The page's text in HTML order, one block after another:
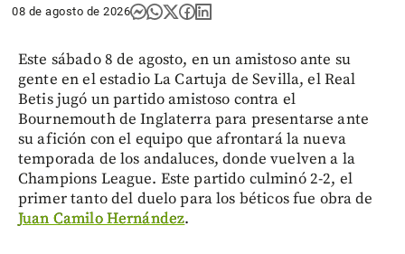
08 de agosto de 2026
Este sábado 8 de agosto, en un amistoso ante su
gente en el estadio La Cartuja de Sevilla, el Real
Betis jugó un partido amistoso contra el
Bournemouth de Inglaterra para presentarse ante
su afición con el equipo que afrontará la nueva
temporada de los andaluces, donde vuelven a la
Champions League. Este partido culminó 2-2, el
primer tanto del duelo para los béticos fue obra de
Juan Camilo Hernández.